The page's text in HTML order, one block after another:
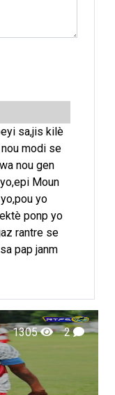
sa,jis kilè
modi se
nou gen
Moun
yo
ponp yo
rantre se
pap janm
1305 2